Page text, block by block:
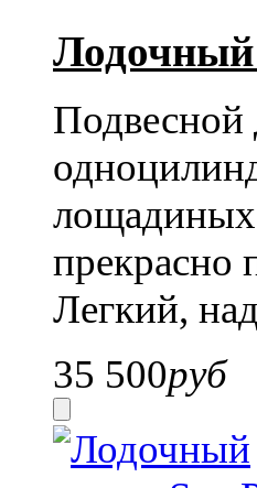
Лодочный
Подвесной
прекрасно
Легкий,
35 500руб